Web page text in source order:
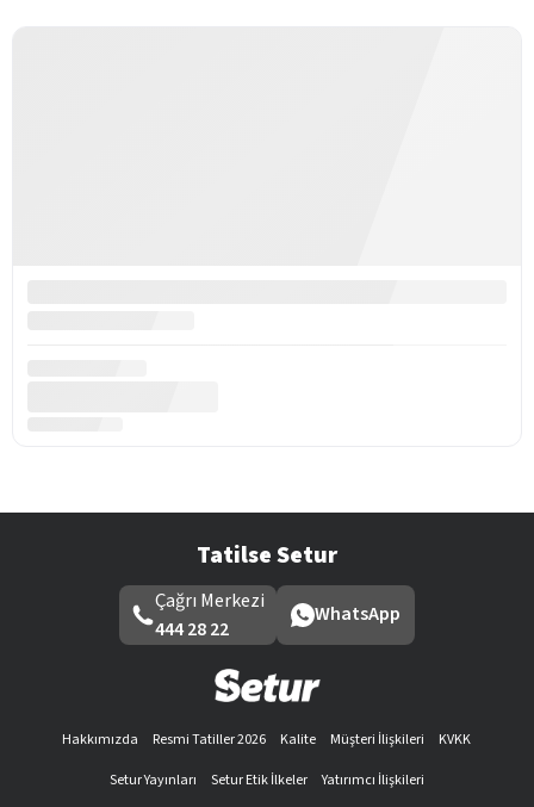
Tatilse Setur
Çağrı Merkezi
444 28 22
WhatsApp
Hakkımızda Resmi Tatiller 2026 Kalite Müşteri İlişkileri
KVKK
Setur Yayınları
Setur Etik İlkeler
Yatırımcı İlişkileri